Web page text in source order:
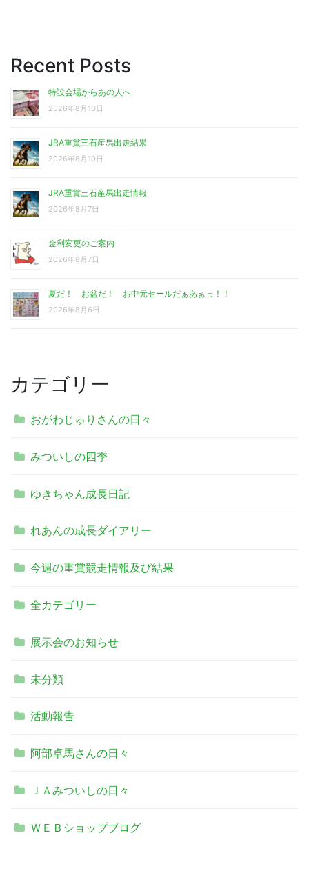
Recent Posts
特設会場からあの人へ
2026年8月10日
JRA重賞三石産馬出走結果
2026年8月10日
JRA重賞三石産馬出走情報
2026年8月7日
金利変更のご案内
2026年8月7日
夏だ！ お盆だ！ お中元セールだぁあぁっ！！
2026年8月6日
カテゴリー
おがわじゅりさんの日々
みついしの四季
ゆきちゃん成長日記
れあんの成長ダイアリー
今週の重賞競走情報及び結果
全カテゴリー
展示会のお知らせ
未分類
活動報告
阿部卓馬さんの日々
ＪＡみついしの日々
ＷＥＢショップブログ